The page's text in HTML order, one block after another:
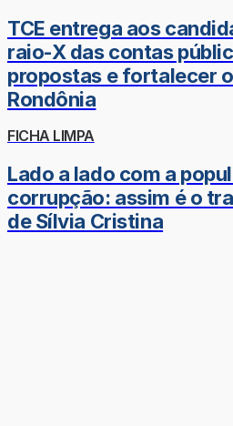
TCE entrega aos
raio-X das contas
propostas e fortalecer
Rondônia
FICHA LIMPA
Lado a lado com a
corrupção: assim é o
de Sílvia Cristina